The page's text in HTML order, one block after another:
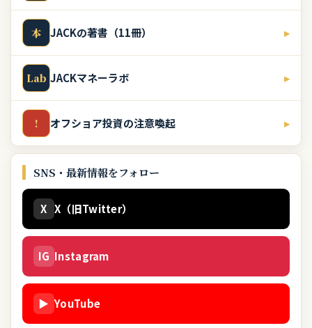
本 JACKの著書（11冊） ▸
Lab JACKマネーラボ ▸
! オフショア投資の注意喚起 ▸
SNS・最新情報をフォロー
X X（旧Twitter）
IG Instagram
▶ YouTube